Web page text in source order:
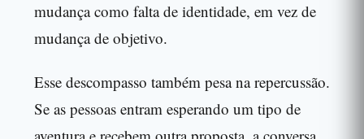
mudança como falta de identidade, em vez de
mudança de objetivo.
Esse descompasso também pesa na repercussão.
Se as pessoas entram esperando um tipo de